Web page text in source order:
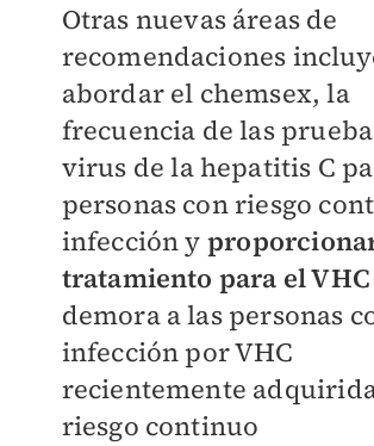
Otras nuevas áreas de
recomendaciones
abordar el chemsex, la
frecuencia de las
virus de la hepatitis C
personas con riesgo
infección y
tratamiento para el VHC
demora a las personas
infección por VHC
recientemente
riesgo continuo